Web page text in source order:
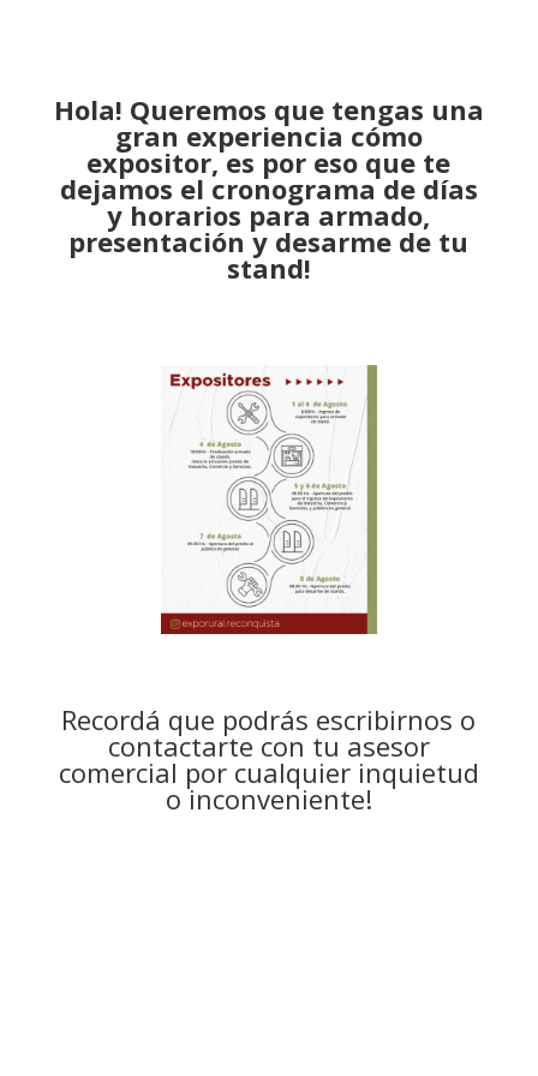
Hola! Queremos que tengas una
gran experiencia cómo
expositor, es por eso que te
dejamos el cronograma de días
y horarios para armado,
presentación y desarme de tu
stand!
Recordá que podrás escribirnos o
contactarte con tu asesor
comercial por cualquier inquietud
o inconveniente!